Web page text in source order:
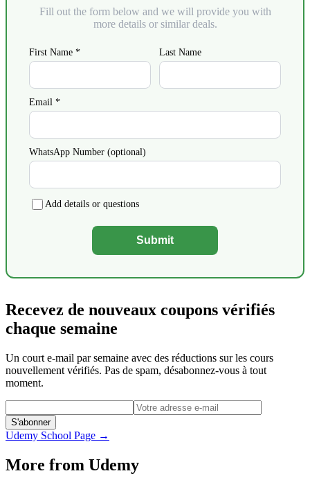
Fill out the form below and we will provide you with
more details or similar deals.
First Name * Last Name
Email *
WhatsApp Number (optional)
Add details or questions
Submit
Recevez de nouveaux coupons vérifiés
chaque semaine
Un court e-mail par semaine avec des réductions sur les cours
nouvellement vérifiés. Pas de spam, désabonnez-vous à tout
moment.
S'abonner
Udemy School Page →
More from Udemy